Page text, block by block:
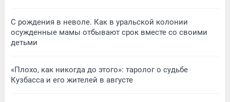
С рождения в неволе. Как в уральской колонии
осужденные мамы отбывают срок вместе со своими
детьми
«Плохо, как никогда до этого»: таролог о судьбе
Кузбасса и его жителей в августе